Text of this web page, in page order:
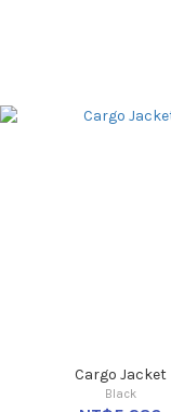
Cargo Jacket
Black